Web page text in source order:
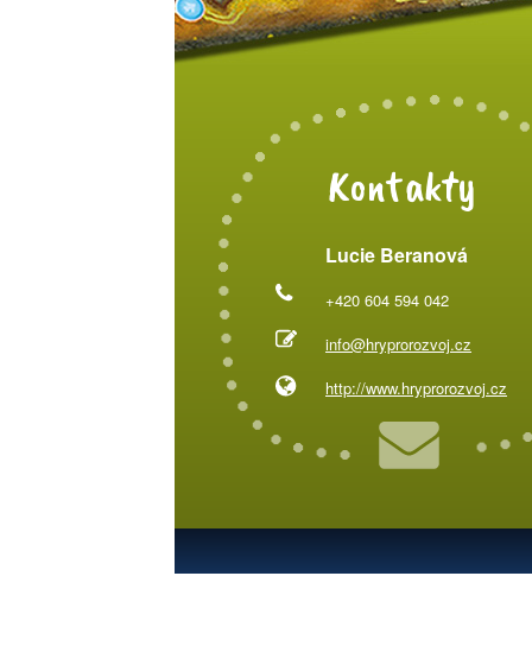
Kontakty
Lucie Beranová
+420 604 594 042
info@hryprorozvoj.cz
http://www.hryprorozvoj.cz